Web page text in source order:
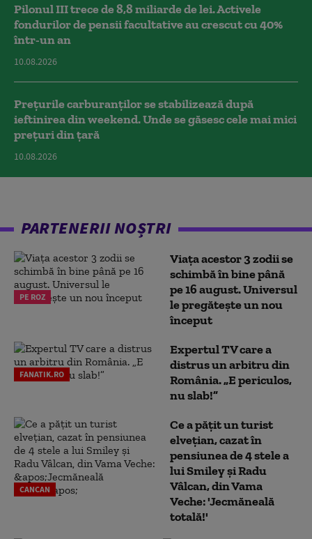
Pilonul III trece de 8,8 miliarde de lei. Activele
fondurilor de pensii facultative au crescut cu 40%
într-un an
10.08.2026
Prețurile carburanților se stabilizează după
ieftinirea din weekend. Unde se găsesc cele mai mici
prețuri din țară
10.08.2026
PARTENERII NOȘTRI
PE ROZ
Viața acestor 3 zodii se
schimbă în bine până
pe 16 august. Universul
le pregătește un nou
început
FANATIK.RO
Expertul TV care a
distrus un arbitru din
România. „E periculos,
nu slab!”
CANCAN
Ce a pățit un turist
elvețian, cazat în
pensiunea de 4 stele a
lui Smiley și Radu
Vâlcan, din Vama
Veche: 'Jecmăneală
totală!'